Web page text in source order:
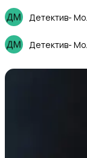
Детектив-
Детектив-